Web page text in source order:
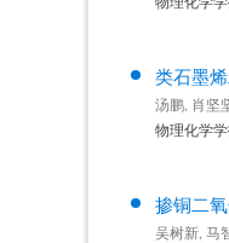
类石墨
汤鹏 肖坚
物理化学
掺铜二
吴树新 马